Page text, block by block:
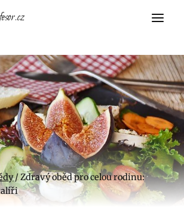
/Zdravý oběd pro celou rodinu: